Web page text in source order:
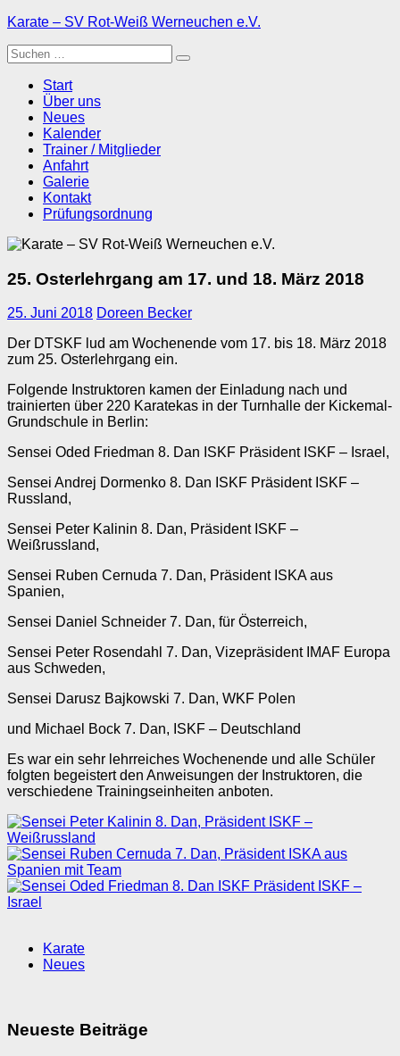
Zum
springen
Karate – SV Rot-Weiß Werneuchen e.V.
Suche
nach:
Start
Über uns
Neues
Kalender
Trainer / Mitglieder
Anfahrt
Galerie
Kontakt
Prüfungsordnung
25. Osterlehrgang am 17. und 18. März 2018
25. Juni 2018 Doreen Becker
Der DTSKF lud am Wochenende vom 17. bis 18. März 2018
zum 25. Osterlehrgang ein.
Folgende Instruktoren kamen der Einladung nach und
trainierten über 220 Karatekas in der Turnhalle der Kickemal-
Grundschule in Berlin:
Sensei Oded Friedman 8. Dan ISKF Präsident ISKF – Israel,
Sensei Andrej Dormenko 8. Dan ISKF Präsident ISKF –
Russland,
Sensei Peter Kalinin 8. Dan, Präsident ISKF –
Weißrussland,
Sensei Ruben Cernuda 7. Dan, Präsident ISKA aus
Spanien,
Sensei Daniel Schneider 7. Dan, für Österreich,
Sensei Peter Rosendahl 7. Dan, Vizepräsident IMAF Europa
aus Schweden,
Sensei Darusz Bajkowski 7. Dan, WKF Polen
und Michael Bock 7. Dan, ISKF – Deutschland
Es war ein sehr lehrreiches Wochenende und alle Schüler
folgten begeistert den Anweisungen der Instruktoren, die
verschiedene Trainingseinheiten anboten.
Karate
Neues
Neueste Beiträge